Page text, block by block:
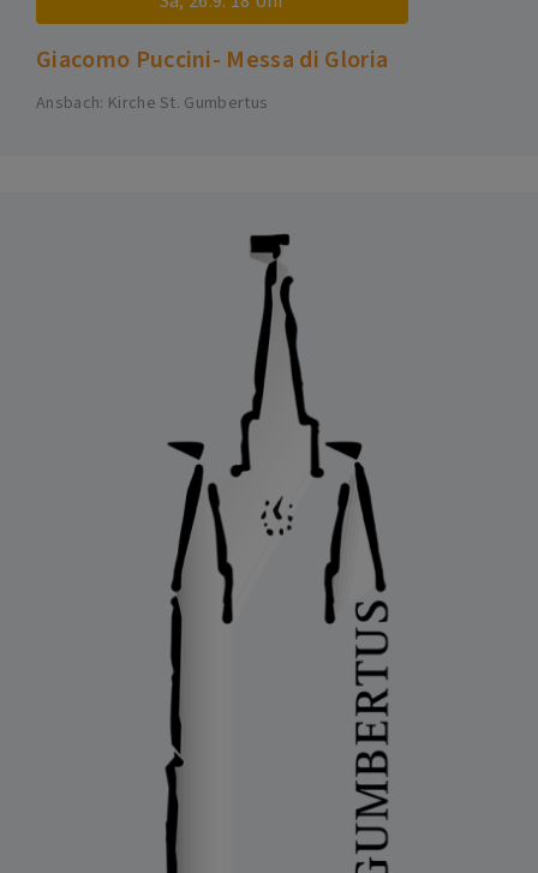
Giacomo Puccini- Messa di Gloria
Ansbach Kirche St. Gumbertus